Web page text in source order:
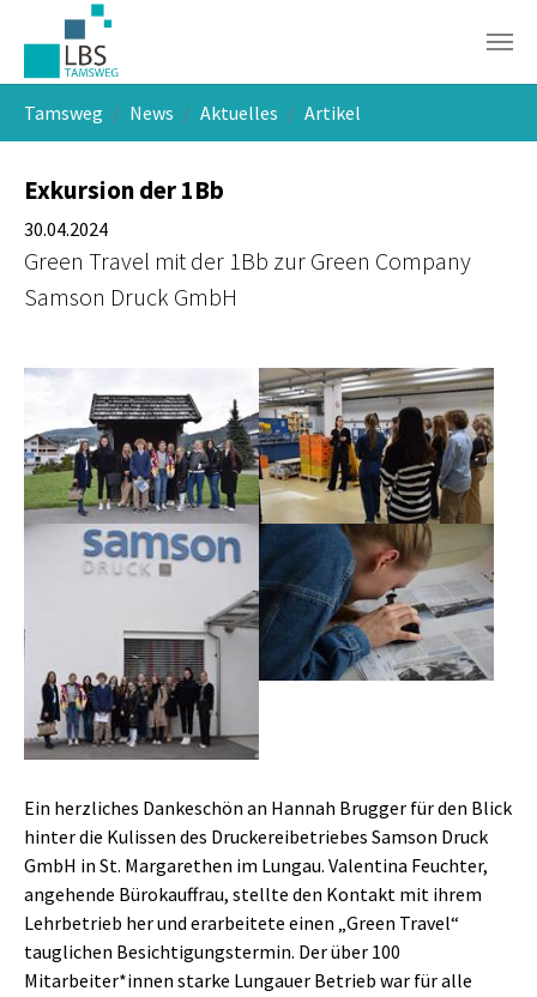
Skip to main navigation
Skip to main content
Skip to page footer
Tamsweg News Aktuelles Artikel
Exkursion der 1Bb
30.04.2024
Green Travel mit der 1Bb zur Green Company
Samson Druck GmbH
Show larger version Show larger version
Show larger version Show larger version
Ein herzliches Dankeschön an Hannah Brugger für den Blick
hinter die Kulissen des Druckereibetriebes Samson Druck
GmbH in St. Margarethen im Lungau. Valentina Feuchter,
angehende Bürokauffrau, stellte den Kontakt mit ihrem
Lehrbetrieb her und erarbeitete einen „Green Travel“
tauglichen Besichtigungstermin. Der über 100
Mitarbeiter*innen starke Lungauer Betrieb war für alle